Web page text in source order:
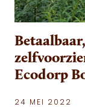
Ecodorp
24 MEI 2022